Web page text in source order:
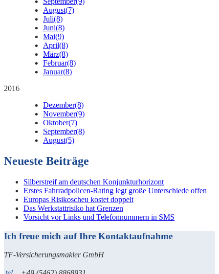
August(7)
Juli(8)
Juni(8)
Mai(9)
April(8)
März(8)
Februar(8)
Januar(8)
2016
Dezember(8)
November(9)
Oktober(7)
September(8)
August(5)
Neueste Beiträge
Silberstreif am deutschen Konjunkturhorizont
Erstes Fahrradpolicen-Rating legt große Unterschiede offen
Europas Risikoscheu kostet doppelt
Das Werkstattrisiko hat Grenzen
Vorsicht vor Links und Telefonnummern in SMS
Ich freue mich auf Ihre Kontaktaufnahme
TF-Versicherungsmakler GmbH